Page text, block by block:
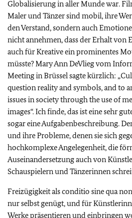
Globalisierung in aller Munde war.
Maler und Tänzer sind mobil, ihre
den Verstand, sondern auch
nicht annehmen, dass der Erhalt von
auch für Kreative ein prominentes
müsste? Mary Ann DeVlieg vom
Meeting in Brüssel sagte kürzlich: „
question reality and symbols, and to
issues in society through the use of
images“. Ich finde, das ist eine sehr
sogar eine Aufgabenbeschreibung.
und ihre Probleme, denen sie sich
hochkomplexe Angelegenheit, die
Auseinandersetzung auch von
Schauspielern und Tänzerinnen
Freizügigkeit als conditio sine qua
nur selbst genügt, und für
Werke präsentieren und einbringen